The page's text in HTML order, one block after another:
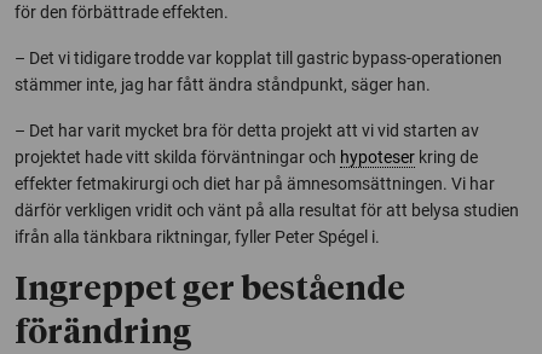
för den förbättrade effekten.
– Det vi tidigare trodde var kopplat till gastric bypass-operationen
stämmer inte, jag har fått ändra ståndpunkt, säger han.
– Det har varit mycket bra för detta projekt att vi vid starten av
projektet hade vitt skilda förväntningar och hypoteser kring de
effekter fetmakirurgi och diet har på ämnesomsättningen. Vi har
därför verkligen vridit och vänt på alla resultat för att belysa studien
ifrån alla tänkbara riktningar, fyller Peter Spégel i.
Ingreppet ger bestående
förändring